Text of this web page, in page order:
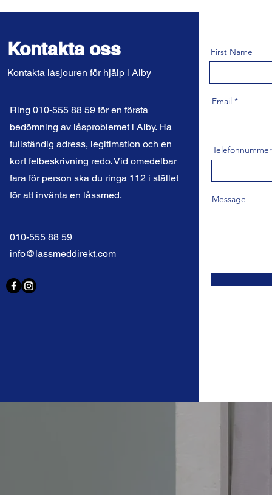
Kontakta oss
Kontakta låsjouren för hjälp i Alby
Ring 010-555 88 59 för en första
bedömning av låsproblemet i Alby. Ha
fullständig adress, legitimation och en
kort felbeskrivning redo. Vid omedelbar
fara för person ska du ringa 112 i stället
för att invänta en låssmed.
010-555 88 59
info@lassmeddirekt.com
First Name
Email
Telefonnummer
Message